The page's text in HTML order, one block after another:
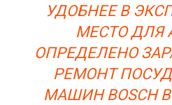
УДОБНЕЕ В
МЕСТО ДЛЯ
ОПРЕДЕЛЕНО
РЕМОНТ
МАШИН BOSCH